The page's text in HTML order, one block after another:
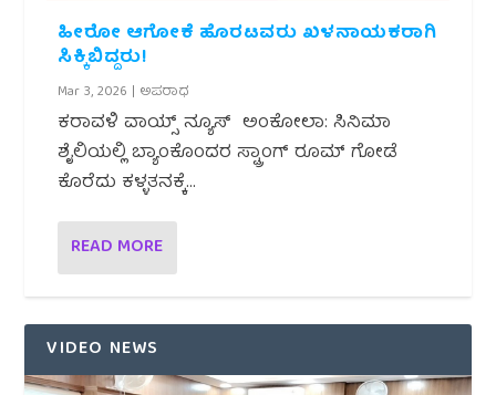
ಹೀರೋ ಆಗೋಕೆ ಹೊರಟವರು ಖಳನಾಯಕರಾಗಿ
ಸಿಕ್ಕಿಬಿದ್ದರು!
Mar 3, 2026 | ಅಪರಾಧ
ಕರಾವಳಿ ವಾಯ್ಸ್ ನ್ಯೂಸ್ ಅಂಕೋಲಾ: ಸಿನಿಮಾ
ಶೈಲಿಯಲ್ಲಿ ಬ್ಯಾಂಕೊಂದರ ಸ್ಟ್ರಾಂಗ್ ರೂಮ್ ಗೋಡೆ
ಕೊರೆದು ಕಳ್ಳತನಕ್ಕೆ...
READ MORE
VIDEO NEWS